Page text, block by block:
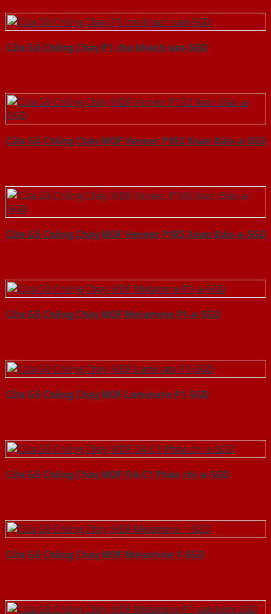
Cửa Gỗ Chống Cháy P1 cho khach san-SGD
Cửa Gỗ Chống Cháy MDF Veneer P1R2 Xoan Đào-a-SGD
Cửa Gỗ Chống Cháy MDF Veneer P1R5 Xoan Đào-a-SGD
Cửa Gỗ Chống Cháy MDF Melamine P1-a-SGD
Cửa Gỗ Chống Cháy MDF Laminate P1-SGD
Cửa Gỗ Chống Cháy MDF O4-C1 Phào chi-a-SGD
Cửa Gỗ Chống Cháy MDF Melamine 1-SGD